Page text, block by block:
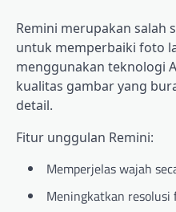
Remini merupakan salah
untuk memperbaiki foto
menggunakan teknologi
kualitas gambar yang
detail.
Fitur unggulan Remini:
Memperjelas wajah
Meningkatkan resolusi